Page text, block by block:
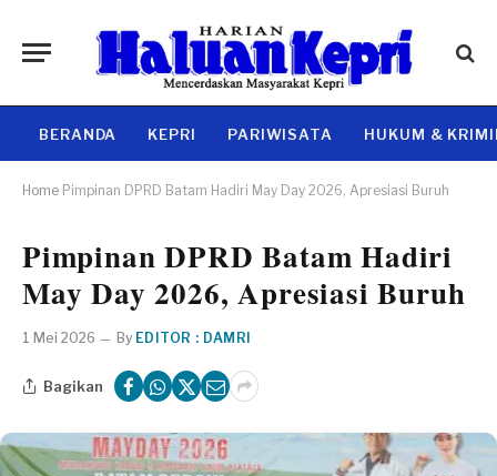
BERANDA KEPRI PARIWISATA HUKUM &
Home Pimpinan DPRD Batam Hadiri May Day 2026, Apresiasi Buruh
Pimpinan DPRD Batam Hadiri
May Day 2026, Apresiasi Buruh
1 Mei 2026 By EDITOR : DAMRI
Bagikan